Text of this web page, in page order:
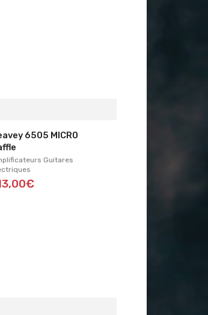
6505 MICRO
Guitares